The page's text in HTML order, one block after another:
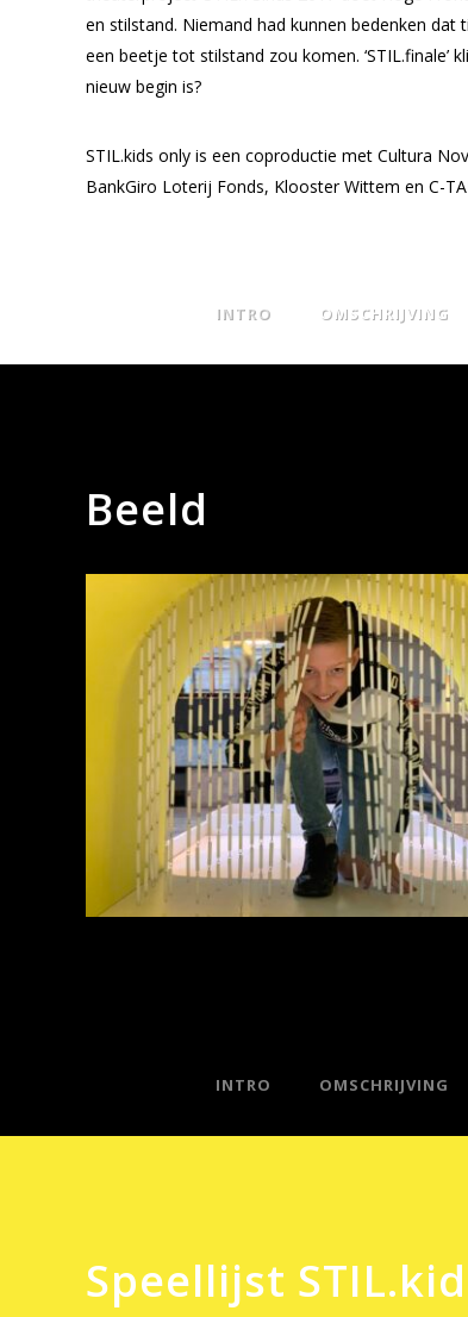
en stilstand. Niemand had kunnen bedenken dat
een beetje tot stilstand zou komen. ‘STIL.finale’
nieuw begin is?
STIL.kids only is een coproductie met Cultura
BankGiro Loterij Fonds, Klooster Wittem en C-
INTRO OMSCHRIJVING
Beeld
INTRO OMSCHRIJVING
Speellijst